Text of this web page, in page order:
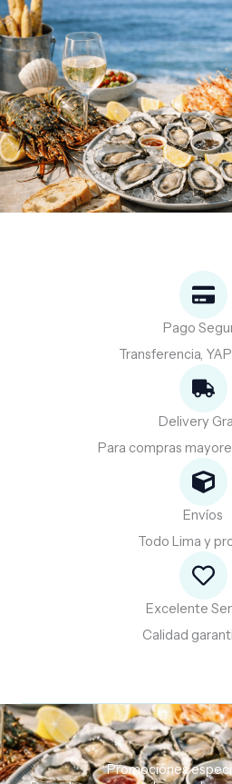
al
contenido
Pago
Transferencia,
Delivery
Para compras
Envíos
Todo Lima y
Excelente
Calidad
Promociones